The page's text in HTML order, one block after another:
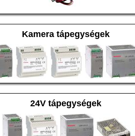
Kamera tápegységek
24V tápegységek